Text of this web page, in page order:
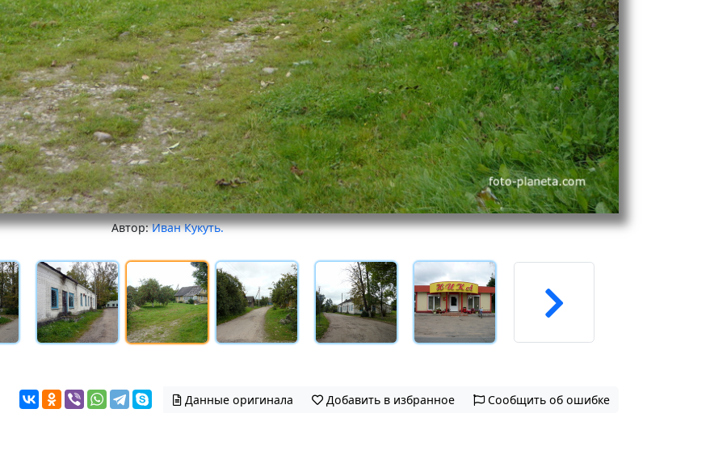
Автор:Иван Кукуть.
Данные оригинала Добавить в избранное Сообщить об ошибке